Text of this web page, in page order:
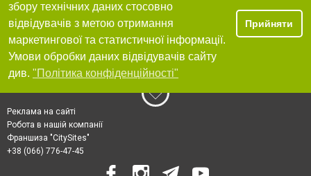
збору технічних даних стосовно
відвідувачів з метою отримання
маркетингової та статистичної інформації.
Умови обробки даних відвідувачів сайту
див. "Політика конфіденційності"
Прийняти
Реклама на сайті
Робота в нашій компанії
Франшиза "CitySites"
+38 (066) 776-47-45